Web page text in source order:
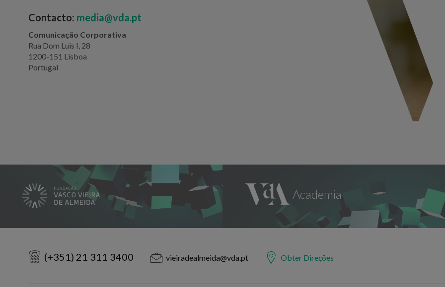
Contacto: media@vda.pt
Comunicação Corporativa
Rua Dom Luis I, 28
1200-151 Lisboa
Portugal
(+351) 21 311 3400 vieiradealmeida@vda.pt Obter Direções